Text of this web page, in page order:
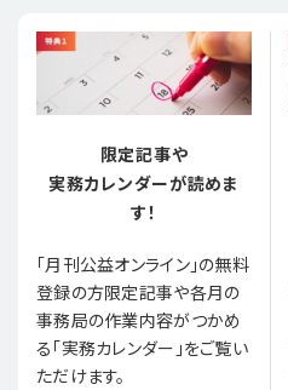
限定記事や
実務カレンダーが読めま
す！
「月刊公益オンライン」の無料
登録の方限定記事や各月の
事務局の作業内容がつかめ
る「実務カレンダー」をご覧い
ただけます。